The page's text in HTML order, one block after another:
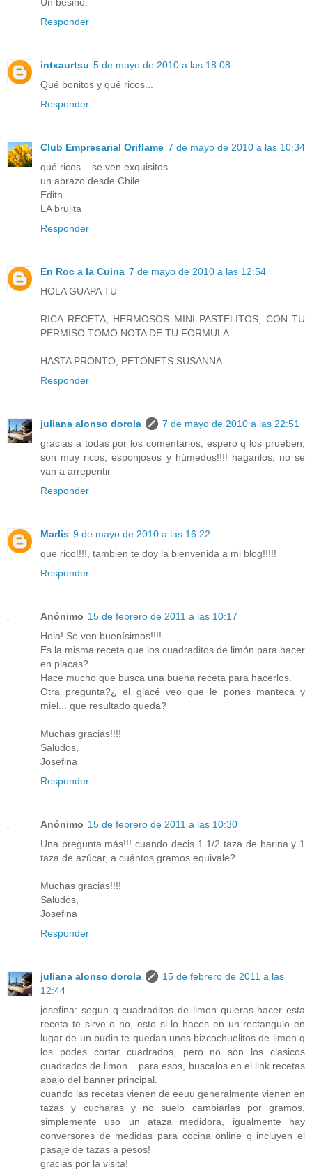
Responder
intxaurtsu 5 de mayo de 2010 a las 18:08
Qué bonitos y qué ricos...
Responder
Club Empresarial Oriflame 7 de mayo de 2010 a las 10:34
qué ricos... se ven exquisitos.
un abrazo desde Chile
Edith
LA brujita
Responder
En Roc a la Cuina 7 de mayo de 2010 a las 12:54
HOLA GUAPA TU
RICA RECETA, HERMOSOS MINI PASTELITOS, CON TU
PERMISO TOMO NOTA DE TU FORMULA
HASTA PRONTO, PETONETS SUSANNA
Responder
juliana alonso dorola
7 de mayo de 2010 a las 22:51
gracias a todas por los comentarios, espero q los prueben,
son muy ricos, esponjosos y húmedos!!!! haganlos, no se
van a arrepentir
Responder
Marlis 9 de mayo de 2010 a las 16:22
que rico!!!!, tambien te doy la bienvenida a mi blog!!!!!
Responder
Anónimo 15 de febrero de 2011 a las 10:17
Hola! Se ven buenísimos!!!!
Es la misma receta que los cuadraditos de limón para hacer
en placas?
Hace mucho que busca una buena receta para hacerlos.
Otra pregunta?¿ el glacé veo que le pones manteca y
miel... que resultado queda?
Muchas gracias!!!!
Saludos,
Josefina
Responder
Anónimo 15 de febrero de 2011 a las 10:30
Una pregunta más!!! cuando decis 1 1/2 taza de harina y 1
taza de azúcar, a cuántos gramos equivale?
Muchas gracias!!!!
Saludos,
Josefina
Responder
juliana alonso dorola
15 de febrero de 2011 a las
12:44
josefina: segun q cuadraditos de limon quieras hacer esta
receta te sirve o no, esto si lo haces en un rectangulo en
lugar de un budin te quedan unos bizcochuelitos de limon q
los podes cortar cuadrados, pero no son los clasicos
cuadrados de limon... para esos, buscalos en el link recetas
abajo del banner principal.
cuando las recetas vienen de eeuu generalmente vienen en
tazas y cucharas y no suelo cambiarlas por gramos,
simplemente uso un ataza medidora, igualmente hay
conversores de medidas para cocina online q incluyen el
pasaje de tazas a pesos!
gracias por la visita!